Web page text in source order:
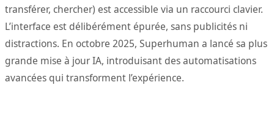
transférer, chercher) est accessible via un raccourci clavier.
L’interface est délibérément épurée, sans publicités ni
distractions. En octobre 2025, Superhuman a lancé sa plus
grande mise à jour IA, introduisant des automatisations
avancées qui transforment l’expérience.